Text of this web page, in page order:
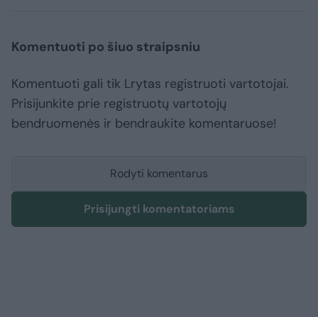
Komentuoti po šiuo straipsniu
Komentuoti gali tik Lrytas registruoti vartotojai.
Prisijunkite prie registruotų vartotojų
bendruomenės ir bendraukite komentaruose!
Rodyti komentarus
Prisijungti komentatoriams